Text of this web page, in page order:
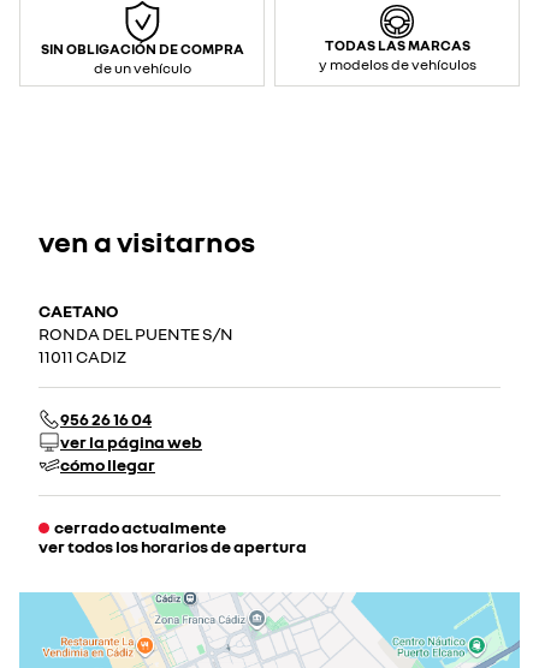
SIN OBLIGACIÓN DE COMPRA
de un vehículo
TODAS LAS MARCAS
y modelos de vehículos
ven a visitarnos
CAETANO
RONDA DEL PUENTE S/N
11011 CADIZ
956 26 16 04
ver la página web
cómo llegar
cerrado actualmente
ver todos los horarios de apertura
martes
09:30 - 14:0017:00 - 20:30
miércoles
09:30 - 14:00
17:00 - 20:30
jueves
09:30 - 14:0017:00 - 20:30
viernes
09:30 - 14:0017:00 - 20:30